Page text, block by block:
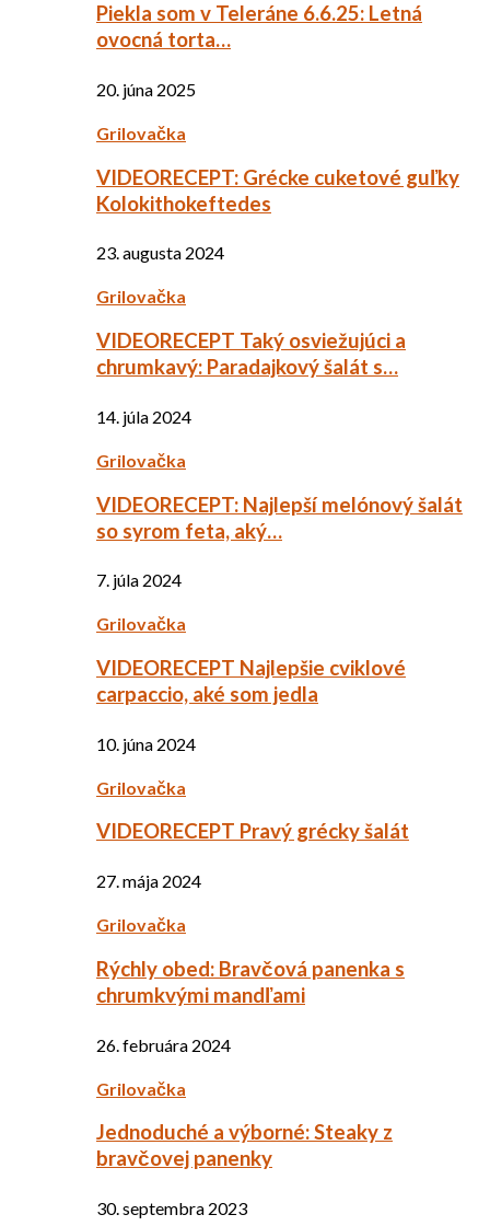
Piekla som v Teleráne 6.6.25: Letná
ovocná torta…
20. júna 2025
Grilovačka
VIDEORECEPT: Grécke cuketové guľky
Kolokithokeftedes
23. augusta 2024
Grilovačka
VIDEORECEPT Taký osviežujúci a
chrumkavý: Paradajkový šalát s…
14. júla 2024
Grilovačka
VIDEORECEPT: Najlepší melónový šalát
so syrom feta, aký…
7. júla 2024
Grilovačka
VIDEORECEPT Najlepšie cviklové
carpaccio, aké som jedla
10. júna 2024
Grilovačka
VIDEORECEPT Pravý grécky šalát
27. mája 2024
Grilovačka
Rýchly obed: Bravčová panenka s
chrumkvými mandľami
26. februára 2024
Grilovačka
Jednoduché a výborné: Steaky z
bravčovej panenky
30. septembra 2023